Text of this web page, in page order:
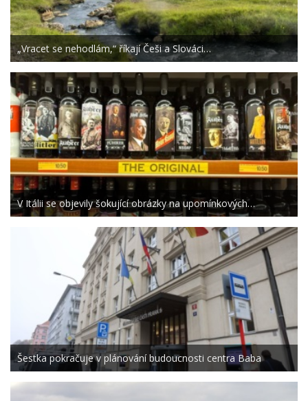
„Vracet se nehodlám,“ říkají Češi a Slováci…
V Itálii se objevily šokující obrázky na upomínkových…
Šestka pokračuje v plánování budoucnosti centra Baba